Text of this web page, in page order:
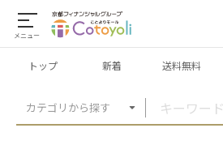
メニュー
カテゴリから探す
トップ 新着 送料無料